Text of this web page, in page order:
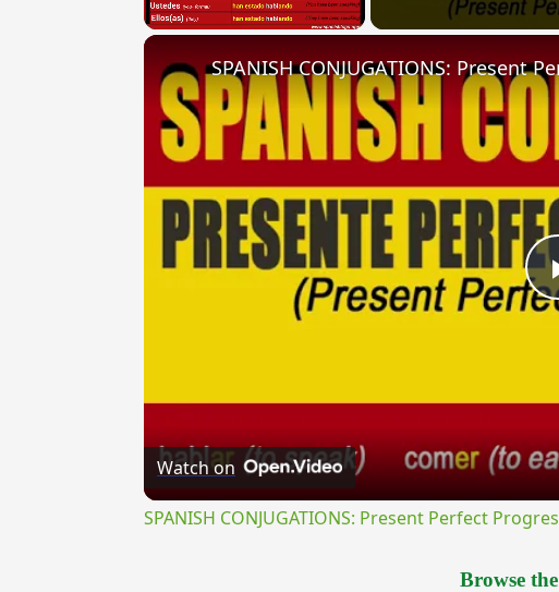
Watch on
SPANISH CONJUGATIONS: Present Perfect
Browse